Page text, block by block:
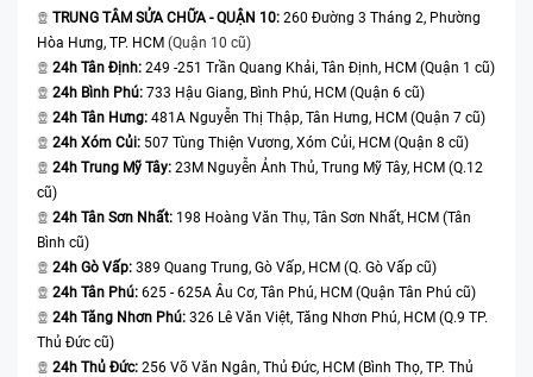
nhạy cảm, khi bị thấm nước vẫn có thể gây chập
mạch.
Lỗi linh kiện hoặc hao mòn theo thời gian:Sau thời
gian dài sử dụng, camera có thể giảm hiệu năng,
xuất hiện lỗi bất thường và hình ảnh kém sắc hơn
ban đầu.
TRUNG TÂM SỬA CHỮA - QUẬN 10: 260 Đường 3 Tháng 2, Phường
Hòa Hưng, TP. HCM (Quận 10 cũ)
24h Tân Định: 249 -251 Trần Quang Khải, Tân Định, HCM (Quận 1 cũ)
24h Bình Phú: 733 Hậu Giang, Bình Phú, HCM (Quận 6 cũ)
24h Tân Hưng: 481A Nguyễn Thị Thập, Tân Hưng, HCM (Quận 7 cũ)
24h Xóm Củi: 507 Tùng Thiện Vương, Xóm Củi, HCM (Quận 8 cũ)
24h Trung Mỹ Tây: 23M Nguyễn Ảnh Thủ, Trung Mỹ Tây, HCM (Q.12
cũ)
24h Tân Sơn Nhất: 198 Hoàng Văn Thụ, Tân Sơn Nhất, HCM (Tân
Bình cũ)
24h Gò Vấp: 389 Quang Trung, Gò Vấp, HCM (Q. Gò Vấp cũ)
24h Tân Phú: 625 - 625A Âu Cơ, Tân Phú, HCM (Quận Tân Phú cũ)
24h Tăng Nhơn Phú: 326 Lê Văn Việt, Tăng Nhơn Phú, HCM (Q.9 TP.
Thủ Đức cũ)
24h Thủ Đức: 256 Võ Văn Ngân, Thủ Đức, HCM (Bình Thọ, TP. Thủ